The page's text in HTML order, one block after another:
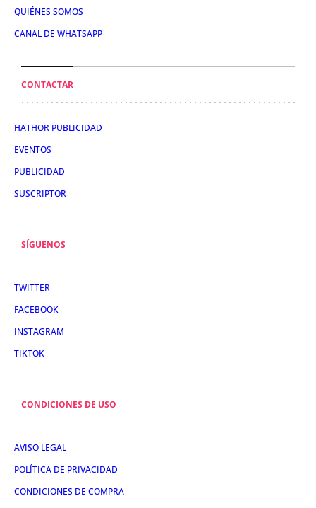
QUIÉNES SOMOS
CANAL DE WHATSAPP
CONTACTAR
HATHOR PUBLICIDAD
EVENTOS
PUBLICIDAD
SUSCRIPTOR
SÍGUENOS
TWITTER
FACEBOOK
INSTAGRAM
TIKTOK
CONDICIONES DE USO
AVISO LEGAL
POLÍTICA DE PRIVACIDAD
CONDICIONES DE COMPRA